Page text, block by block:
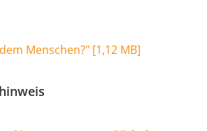
Menschen?" [1,12 MB]